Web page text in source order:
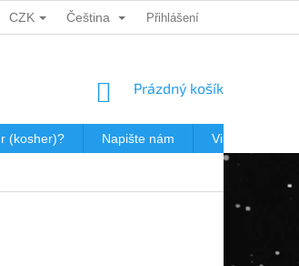
KUPONY POŠTOVNÉ V JEWISHOP
CZK Čeština Přihlášení
NÁKUPNÍ
Prázdný košík
(kosher)? Napište nám Virtualní